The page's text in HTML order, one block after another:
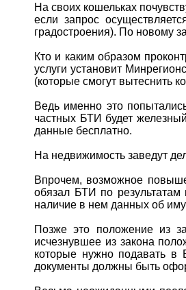
На своих кошельках
если запрос
градостроения). По новому
Кто и каким образом
услуги установит
(которые смогут вытеснить
Ведь именно это
частных БТИ будет
данные бесплатно.
На недвижимость заведут
Впрочем, возможное
обязал БТИ по результатам
наличие в нем данных об
Позже это положение из
исчезнувшее из закона
которые нужно подавать в
документы должны быть